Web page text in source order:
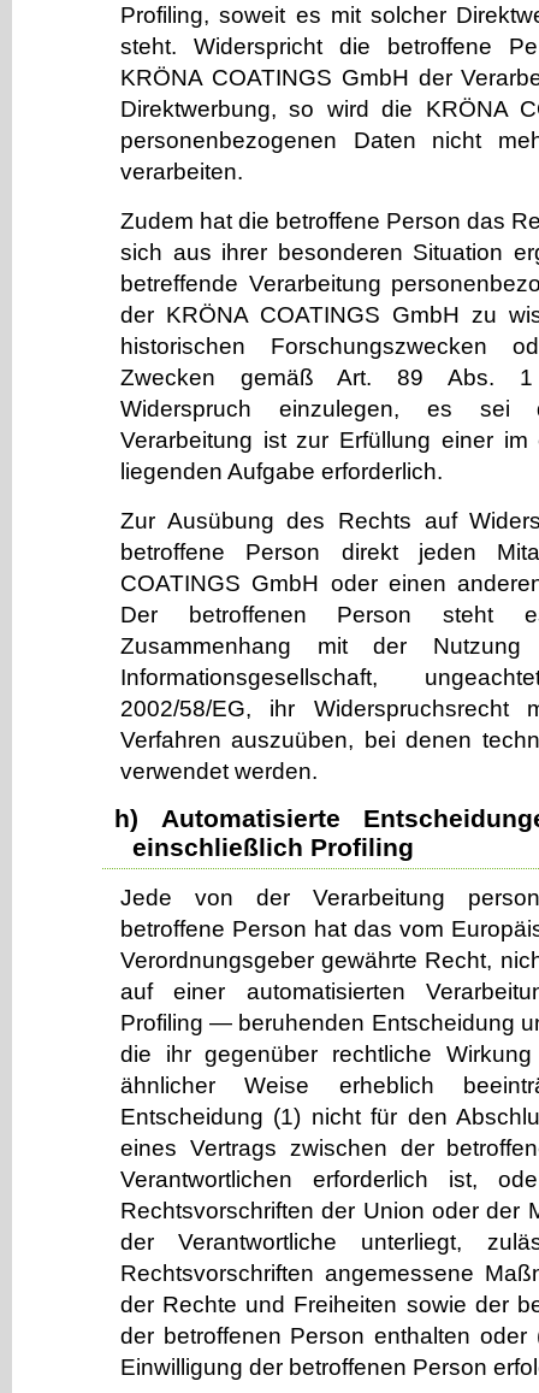
Profiling, soweit es mit solcher
steht. Widerspricht die betroffene
KRÖNA COATINGS GmbH der
Direktwerbung, so wird die KRÖNA
personenbezogenen Daten nicht
verarbeiten.
Zudem hat die betroffene Person das
sich aus ihrer besonderen Situation
betreffende Verarbeitung
der KRÖNA COATINGS GmbH zu
historischen Forschungszwecken
Zwecken gemäß Art. 89 Abs. 1
Widerspruch einzulegen, es sei
Verarbeitung ist zur Erfüllung einer im
liegenden Aufgabe erforderlich.
Zur Ausübung des Rechts auf
betroffene Person direkt jeden
COATINGS GmbH oder einen
Der betroffenen Person steht
Zusammenhang mit der
Informationsgesellschaft,
2002/58/EG, ihr Widerspruchsrecht
Verfahren auszuüben, bei denen
verwendet werden.
h) Automatisierte
einschließlich Profiling
Jede von der Verarbeitung
betroffene Person hat das vom
Verordnungsgeber gewährte Recht,
auf einer automatisierten
Profiling — beruhenden Entscheidung
die ihr gegenüber rechtliche
ähnlicher Weise erheblich
Entscheidung (1) nicht für den
eines Vertrags zwischen der
Verantwortlichen erforderlich ist,
Rechtsvorschriften der Union oder der
der Verantwortliche unterliegt,
Rechtsvorschriften angemessene
der Rechte und Freiheiten sowie der
der betroffenen Person enthalten oder
Einwilligung der betroffenen Person